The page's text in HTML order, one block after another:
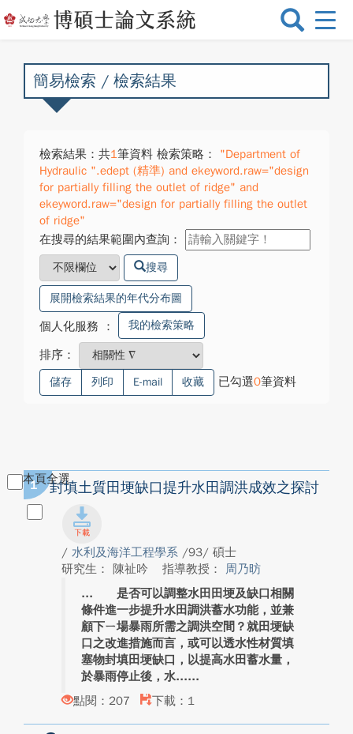
選
換
簡易檢索 / 檢索結果
檢索結果：共1筆資料 檢索策略：
"Department of
Hydraulic ".edept (精準) and ekeyword.raw="design
for partially filling the outlet of ridge" and
ekeyword.raw="design for partially filling the outlet
of ridge"
在搜尋的結果範圍內查詢：
搜尋
展開檢索結果的年代分布圖
個人化服務 ： 我的檢索策略
排序：
儲存 列印 E-mail 收藏 已勾選0筆資料
本頁全選
1 封填土質田埂缺口提升水田調洪成效之探討
/ 水利及海洋工程學系 /93/ 碩士
研究生： 陳祉吟
指導教授： 周乃昉
是否可以調整水田田埂及缺口相關
條件進一步提升水田調洪蓄水功能，並兼
顧下ㄧ場暴雨所需之調洪空間？就田埂缺
口之改進措施而言，或可以透水性材質填
塞物封填田埂缺口，以提高水田蓄水量，
於暴雨停止後，水...
點閱：207
下載：1